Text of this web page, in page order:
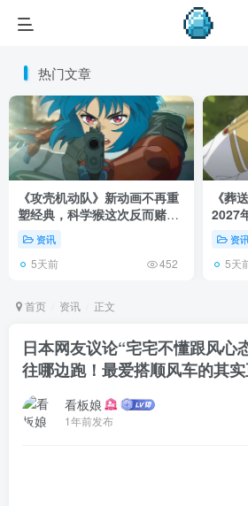
热门文章
《攻壳机动队》新动画不再重
塑经典，科学猴这次反而赌对
了！资讯
5天前 452
《葬
2027
慢得
资
5天
首页 资讯 正文
日本网友议论“宅宅不懂跟风心
往哪边跑！最爱搭顺风车的其实
看板娘
1年前发布